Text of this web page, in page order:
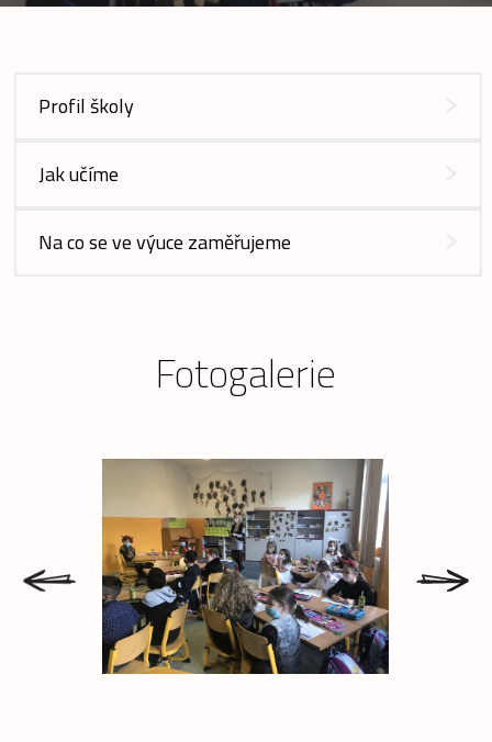
Profil školy
Jak učíme
Na co se ve výuce zaměřujeme
Fotogalerie